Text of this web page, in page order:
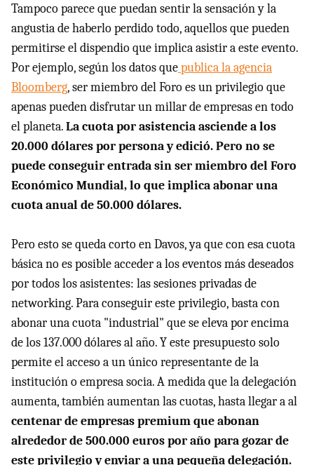
Tampoco parece que puedan sentir la sensación y la
angustia de haberlo perdido todo, aquellos que pueden
permitirse el dispendio que implica asistir a este evento.
Por ejemplo, según los datos quepublica la agencia
Bloomberg, ser miembro del Foro es un privilegio que
apenas pueden disfrutar un millar de empresas en todo
el planeta.La cuota por asistencia asciende a los
20.000 dólares por persona y edició. Pero no se
puede conseguir entrada sin ser miembro del Foro
Económico Mundial, lo que implica abonar una
cuota anual de 50.000 dólares.
Pero esto se queda corto en Davos, ya que con esa cuota
básica no es posible acceder a los eventos más deseados
por todos los asistentes: las sesiones privadas de
networking. Para conseguir este privilegio, basta con
abonar una cuota "industrial" que se eleva por encima
de los 137.000 dólares al año. Y este presupuesto solo
permite el acceso a un único representante de la
institución o empresa socia. A medida que la delegación
aumenta, también aumentan las cuotas, hasta llegar a al
centenar de empresas premium que abonan
alrededor de 500.000 euros por año para gozar de
este privilegio y enviar a una pequeña delegación.